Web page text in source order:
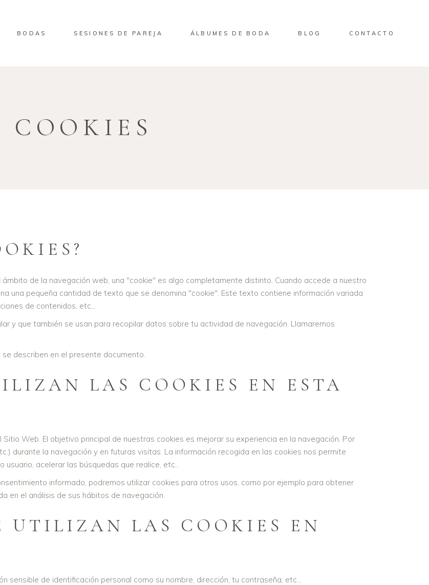
BODAS SESIONES DE PAREJA ÁLBUMES DE BODA BLOG CONTACTO
de la navegación web, una "cookie" es algo completamente distinto. Cuando accede a nuestro
una pequeña cantidad de texto que se denomina "cookie". Este texto contiene información variada
de contenidos, etc...
y que también se usan para recopilar datos sobre tu actividad de navegación. Llamaremos
describen en el presente documento.
LAS COOKIES EN ESTA
Web. El objetivo principal de nuestras cookies es mejorar su experiencia en la navegación. Por
durante la navegación y en futuras visitas. La información recogida en las cookies nos permite
acelerar las búsquedas que realice, etc..
informado, podremos utilizar cookies para otros usos, como por ejemplo para obtener
en el análisis de sus hábitos de navegación.
UTILIZAN LAS COOKIES EN
sensible de identificación personal como su nombre, dirección, tu contraseña, etc...